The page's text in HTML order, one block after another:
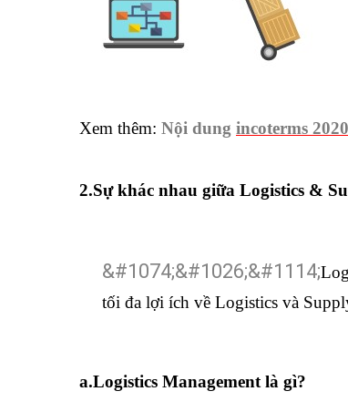
Xem thêm: Nội dung incoterms 2020
2.Sự khác nhau giữa Logistics &
tối đa lợi ích về Logistics và
a.Logistics Management là gì?